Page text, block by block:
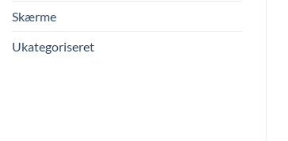
Skærme
Ukategoriseret